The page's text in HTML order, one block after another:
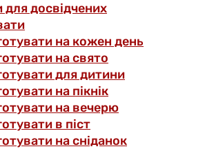
для досвідчених
на кожен день
на свято
для дитини
на пікнік
на вечерю
в піст
на сніданок